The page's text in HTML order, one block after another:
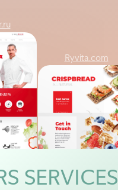
Ryvita.com
SERVICES
Flowmaster